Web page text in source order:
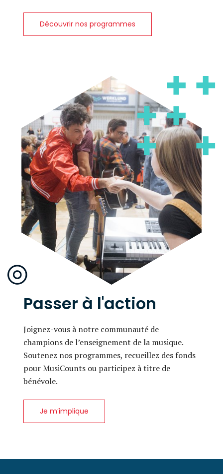
Découvrir nos programmes
Passer à l'action
Joignez-vous à notre communauté de
champions de l’enseignement de la musique.
Soutenez nos programmes, recueillez des fonds
pour MusiCounts ou participez à titre de
bénévole.
Je m’implique